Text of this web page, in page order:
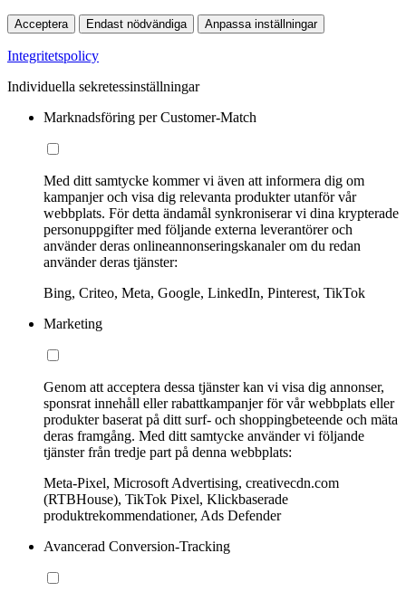
Acceptera Endast nödvändiga Anpassa inställningar
Integritetspolicy
Individuella sekretessinställningar
Marknadsföring per Customer-Match
Med ditt samtycke kommer vi även att informera dig om
kampanjer och visa dig relevanta produkter utanför vår
webbplats. För detta ändamål synkroniserar vi dina krypterade
personuppgifter med följande externa leverantörer och
använder deras onlineannonseringskanaler om du redan
använder deras tjänster:
Bing, Criteo, Meta, Google, LinkedIn, Pinterest, TikTok
Marketing
Genom att acceptera dessa tjänster kan vi visa dig annonser,
sponsrat innehåll eller rabattkampanjer för vår webbplats eller
produkter baserat på ditt surf- och shoppingbeteende och mäta
deras framgång. Med ditt samtycke använder vi följande
tjänster från tredje part på denna webbplats:
Meta-Pixel, Microsoft Advertising, creativecdn.com
(RTBHouse), TikTok Pixel, Klickbaserade
produktrekommendationer, Ads Defender
Avancerad Conversion-Tracking